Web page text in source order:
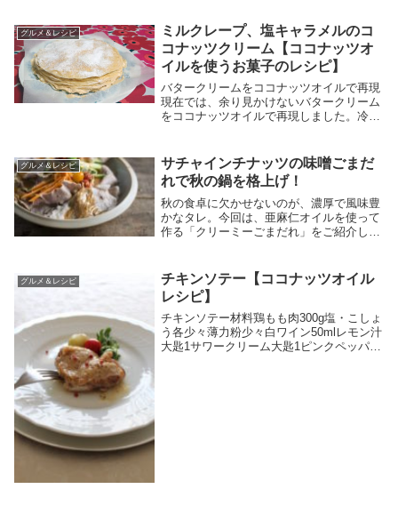
グルメ＆レシピ
ミルクレープ、塩キャラメルのコ
コナッツクリーム【ココナッツオ
イルを使うお菓子のレシピ】
バタークリームをココナッツオイルで再現
現在では、余り見かけないバタークリーム
をココナッツオイルで再現しました。冷た
して、クリームを完成させました。ベース
になるキャラ...
グルメ＆レシピ
サチャインチナッツの味噌ごまだ
れで秋の鍋を格上げ！
秋の食卓に欠かせないのが、濃厚で風味豊
かなタレ。今回は、亜麻仁オイルを使って
作る「クリーミーごまだれ」をご紹介しま
回のタレには、白ごまペースト（練りご
ま）を使ってコ...
グルメ＆レシピ
チキンソテー【ココナッツオイル
レシピ】
チキンソテー材料鶏もも肉300g塩・こしょ
う各少々薄力粉少々白ワイン50mlレモン汁
大匙1サワークリーム大匙1ピンクペッパー